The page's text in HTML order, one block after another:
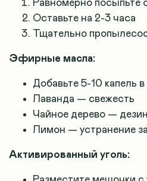
Равномерно посыпьте
Оставьте на 2-3 часа
Тщательно
Эфирные масла:
Добавьте 5-10 капель
Лаванда — свежесть
Чайное дерево —
Лимон — устранение
Активированный уголь: